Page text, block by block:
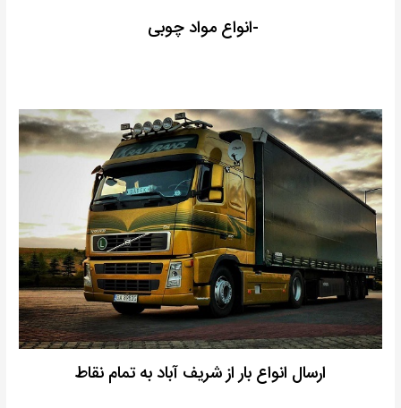
-انواع مواد چوبی
ارسال انواع بار از شریف آباد به تمام نقاط